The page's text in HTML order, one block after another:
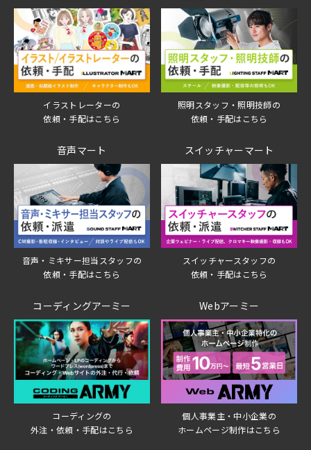
イラストレーターの
依頼・手配はこちら
照明スタッフ・照明技師の
依頼・手配はこちら
音声マート
音声・ミキサー担当スタッフの
依頼・手配はこちら
スイッチャーマート
スイッチャースタッフの
依頼・手配はこちら
コーディングアーミー
コーディングの
外注・依頼・手配はこちら
Webアーミー
個人事業主・中小企業の
ホームページ制作はこちら